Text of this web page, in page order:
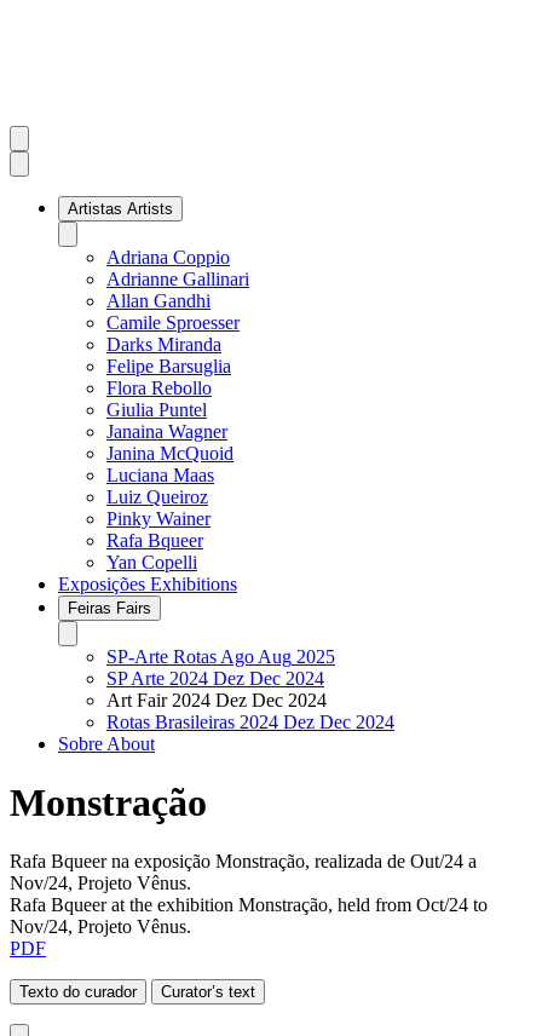
Artistas Artists
Adriana Coppio
Adrianne Gallinari
Allan Gandhi
Camile Sproesser
Darks Miranda
Felipe Barsuglia
Flora Rebollo
Giulia Puntel
Janaina Wagner
Janina McQuoid
Luciana Maas
Luiz Queiroz
Pinky Wainer
Rafa Bqueer
Yan Copelli
Exposições Exhibitions
Feiras Fairs
SP-Arte Rotas Ago Aug 2025
SP Arte 2024 Dez Dec 2024
Art Fair 2024 Dez Dec 2024
Rotas Brasileiras 2024 Dez Dec 2024
Sobre About
Monstração
Rafa Bqueer na exposição Monstração, realizada de Out/24 a
Nov/24, Projeto Vênus.
Rafa Bqueer at the exhibition Monstração, held from Oct/24 to
Nov/24, Projeto Vênus.
PDF
Texto do curador Curator’s text